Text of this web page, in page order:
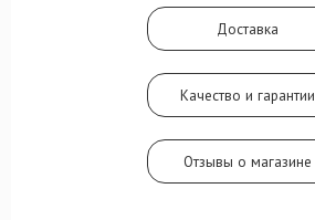
Доставка
Качество и гарантии
Отзывы о магазине